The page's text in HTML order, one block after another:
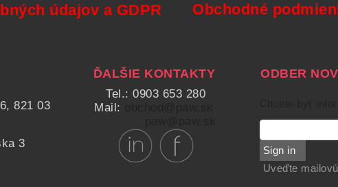
údajov a GDPR Obchodné
821 03
3
ĎALŠIE KONTAKTY
Tel.: 0903 653 280
Mail:
ODBER
Sign in
Uveďte